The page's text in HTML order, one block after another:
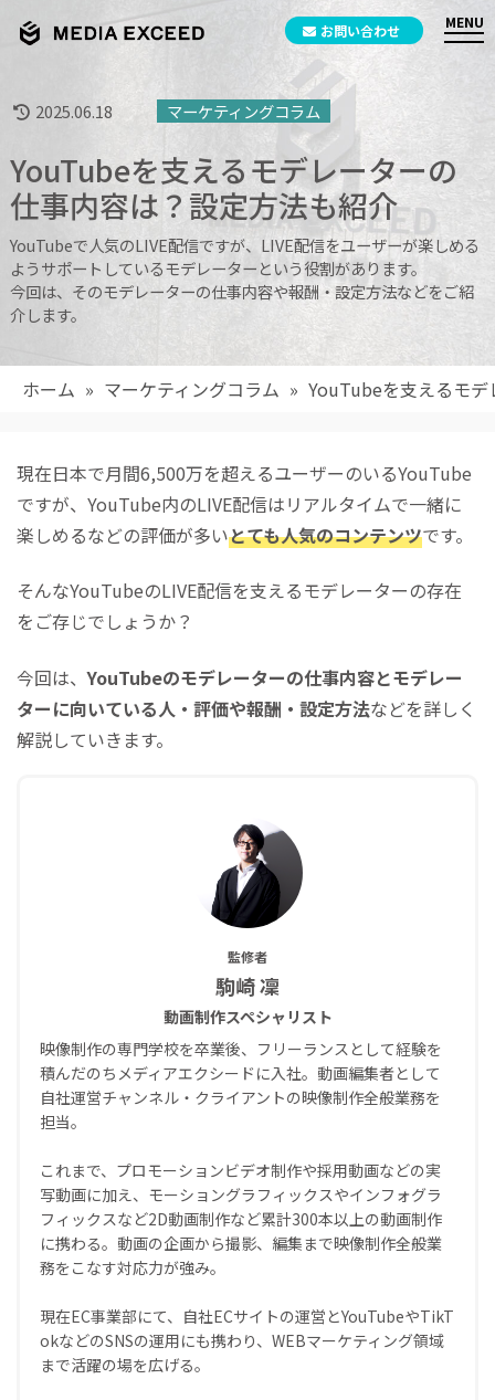
お問い合わせ
2025.06.18 マーケティングコラム
YouTubeを支えるモデレーターの
仕事内容は？設定方法も紹介
YouTubeで人気のLIVE配信ですが、LIVE配信をユーザーが楽しめる
ようサポートしているモデレーターという役割があります。
今回は、そのモデレーターの仕事内容や報酬・設定方法などをご紹
介します。
ホーム » マーケティングコラム » YouTubeを支えるモ
現在日本で月間6,500万を超えるユーザーのいるYouTube
ですが、YouTube内のLIVE配信はリアルタイムで一緒に
楽しめるなどの評価が多いとても人気のコンテンツです。
そんなYouTubeのLIVE配信を支えるモデレーターの存在
をご存じでしょうか？
今回は、YouTubeのモデレーターの仕事内容とモデレー
ターに向いている人・評価や報酬・設定方法などを詳しく
解説していきます。
監修者
駒崎 凜
動画制作スペシャリスト
映像制作の専門学校を卒業後、フリーランスとして経験を
積んだのちメディアエクシードに入社。動画編集者として
自社運営チャンネル・クライアントの映像制作全般業務を
担当。
これまで、プロモーションビデオ制作や採用動画などの実
写動画に加え、モーショングラフィックスやインフォグラ
フィックスなど2D動画制作など累計300本以上の動画制作
に携わる。動画の企画から撮影、編集まで映像制作全般業
務をこなす対応力が強み。
現在EC事業部にて、自社ECサイトの運営とYouTubeやTikT
okなどのSNSの運用にも携わり、WEBマーケティング領域
まで活躍の場を広げる。